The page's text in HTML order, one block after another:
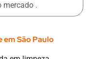
mercado .
em São Paulo